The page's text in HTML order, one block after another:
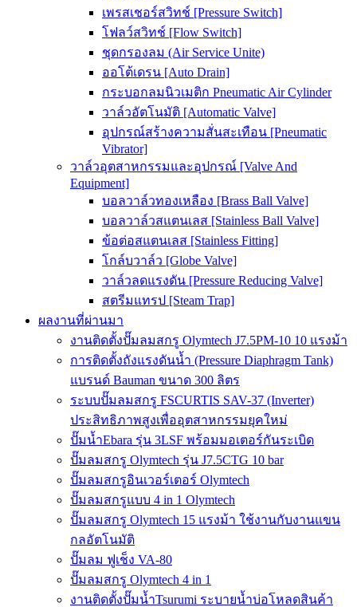
เพรสเชอร์สวิทช์ [Pressure Switch]
โฟลว์สวิทช์ [Flow Switch]
ชุดกรองลม (Air Service Unite)
ออโต้เดรน [Auto Drain]
กระบอกลมนิวเมติก Pneumatic Air Cylinder
วาล์วอัตโนมัติ [Automatic Valve]
อุปกรณ์สร้างความสั่นสะเทือน [Pneumatic
Vibrator]
วาล์วอุตสาหกรรมและอุปกรณ์ [Valve And
Equipment]
บอลวาล์วทองเหลือง [Brass Ball Valve]
บอลวาล์วสแตนเลส [Stainless Ball Valve]
ข้อต่อสแตนเลส [Stainless Fitting]
โกล์บวาล์ว [Globe Valve]
วาล์วลดแรงดัน [Pressure Reducing Valve]
สตรีมแทรป [Steam Trap]
ผลงานที่ผ่านมา
งานติดตั้งปั๊มลมสกรู Olymtech J7.5PM-10 10 แรงม้า
การติดตั้งถังแรงดันน้ำ (Pressure Diaphragm Tank)
แบรนด์ Bauman ขนาด 300 ลิตร
ระบบปั๊มลมสกรู FSCURTIS SAV-37 (Inverter)
ประสิทธิภาพสูงเพื่ออุตสาหกรรมยุคใหม่
ปั๊มน้ำEbara รุ่น 3LSF พร้อมมอเตอร์กันระเบิด
ปั๊มลมสกรู Olymtech รุ่น J7.5CTG 10 bar
ปั๊มลมสกรูอินเวอร์เตอร์ Olymtech
ปั๊มลมสกรูแบบ 4 in 1 Olymtech
ปั๊มลมสกรู Olymtech 15 แรงม้า ใช้งานกับงานแขน
กลอัตโนมัติ
ปั๊มลม ฟูเช็ง VA-80
ปั๊มลมสกรู Olymtech 4 in 1
งานติดตั้งปั๊มน้ำTsurumi ระบายน้ำบ่อโหลดสินค้า